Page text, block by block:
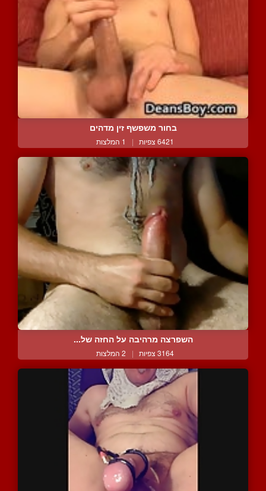
בחור משפשף זין מדהים
6421 צפיות | 1 המלצות
השפרצה מרהיבה על החזה של...
3164 צפיות | 2 המלצות